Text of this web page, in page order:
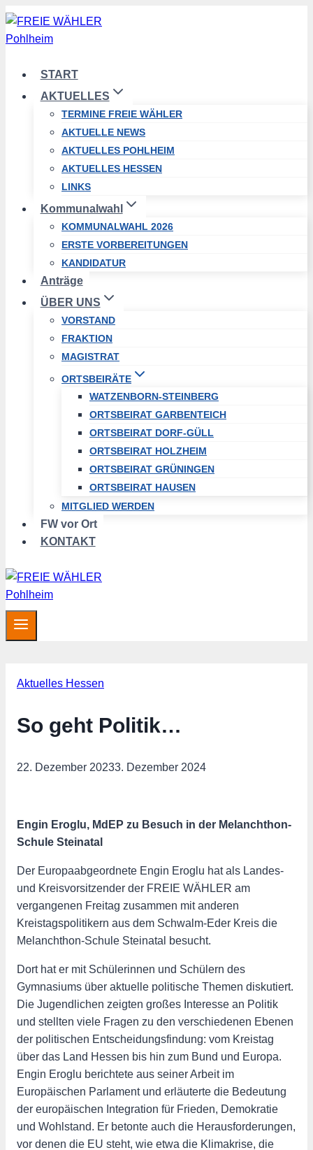
Zum
START
AKTUELLES
TERMINE FREIE WÄHLER
AKTUELLE NEWS
AKTUELLES POHLHEIM
AKTUELLES HESSEN
LINKS
Kommunalwahl
KOMMUNALWAHL 2026
ERSTE VORBEREITUNGEN
KANDIDATUR
Anträge
ÜBER UNS
VORSTAND
FRAKTION
MAGISTRAT
ORTSBEIRÄTE
WATZENBORN-STEINBERG
ORTSBEIRAT GARBENTEICH
ORTSBEIRAT DORF-GÜLL
ORTSBEIRAT HOLZHEIM
ORTSBEIRAT GRÜNINGEN
ORTSBEIRAT HAUSEN
MITGLIED WERDEN
FW vor Ort
KONTAKT
Aktuelles Hessen
So geht Politik…
22. Dezember 20233. Dezember 2024
Engin Eroglu, MdEP zu Besuch in der Melanchthon-
Schule Steinatal
Der Europaabgeordnete Engin Eroglu hat als Landes-
und Kreisvorsitzender der FREIE WÄHLER am
vergangenen Freitag zusammen mit anderen
Kreistagspolitikern aus dem Schwalm-Eder Kreis die
Melanchthon-Schule Steinatal besucht.
Dort hat er mit Schülerinnen und Schülern des
Gymnasiums über aktuelle politische Themen diskutiert.
Die Jugendlichen zeigten großes Interesse an Politik
und stellten viele Fragen zu den verschiedenen Ebenen
der politischen Entscheidungsfindung: vom Kreistag
über das Land Hessen bis hin zum Bund und Europa.
Engin Eroglu berichtete aus seiner Arbeit im
Europäischen Parlament und erläuterte die Bedeutung
der europäischen Integration für Frieden, Demokratie
und Wohlstand. Er betonte auch die Herausforderungen,
vor denen die EU steht, wie etwa die Klimakrise, die